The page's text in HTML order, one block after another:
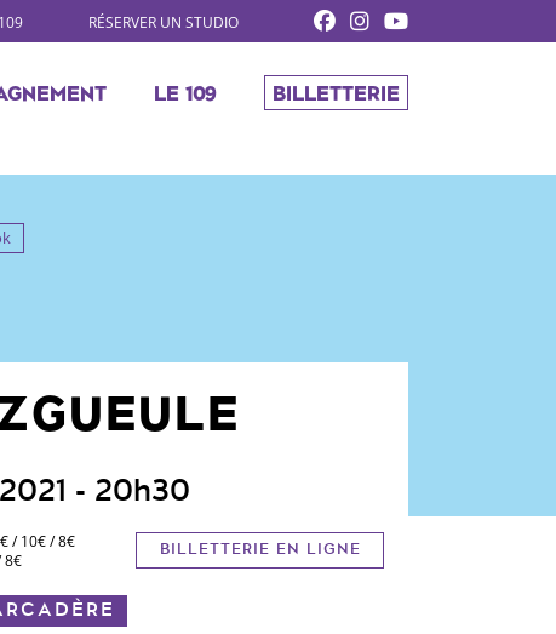
RÉSERVER UN STUDIO
LE 109 BILLETTERIE
- 20h30
/ 10€ / 8€
8€
BILLETTERIE EN LIGNE